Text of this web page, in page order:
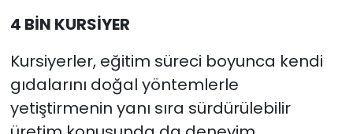
4 BİN KURSİYER
Kursiyerler, eğitim süreci boyunca kendi
gıdalarını doğal yöntemlerle
yetiştirmenin yanı sıra sürdürülebilir